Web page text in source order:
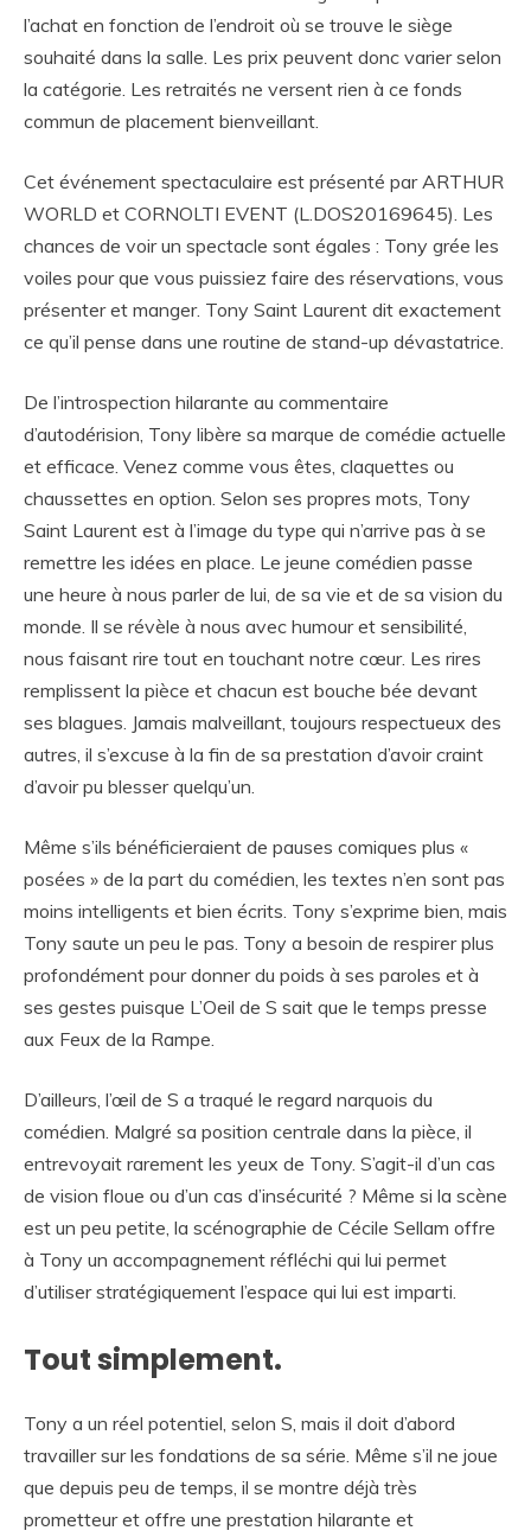
l’achat en fonction de l’endroit où se trouve le siège
souhaité dans la salle. Les prix peuvent donc varier selon
la catégorie. Les retraités ne versent rien à ce fonds
commun de placement bienveillant.
Cet événement spectaculaire est présenté par ARTHUR
WORLD et CORNOLTI EVENT (L.DOS20169645). Les
chances de voir un spectacle sont égales : Tony grée les
voiles pour que vous puissiez faire des réservations, vous
présenter et manger. Tony Saint Laurent dit exactement
ce qu’il pense dans une routine de stand-up dévastatrice.
De l’introspection hilarante au commentaire
d’autodérision, Tony libère sa marque de comédie actuelle
et efficace. Venez comme vous êtes, claquettes ou
chaussettes en option. Selon ses propres mots, Tony
Saint Laurent est à l’image du type qui n’arrive pas à se
remettre les idées en place. Le jeune comédien passe
une heure à nous parler de lui, de sa vie et de sa vision du
monde. Il se révèle à nous avec humour et sensibilité,
nous faisant rire tout en touchant notre cœur. Les rires
remplissent la pièce et chacun est bouche bée devant
ses blagues. Jamais malveillant, toujours respectueux des
autres, il s’excuse à la fin de sa prestation d’avoir craint
d’avoir pu blesser quelqu’un.
Même s’ils bénéficieraient de pauses comiques plus «
posées » de la part du comédien, les textes n’en sont pas
moins intelligents et bien écrits. Tony s’exprime bien, mais
Tony saute un peu le pas. Tony a besoin de respirer plus
profondément pour donner du poids à ses paroles et à
ses gestes puisque L’Oeil de S sait que le temps presse
aux Feux de la Rampe.
D’ailleurs, l’œil de S a traqué le regard narquois du
comédien. Malgré sa position centrale dans la pièce, il
entrevoyait rarement les yeux de Tony. S’agit-il d’un cas
de vision floue ou d’un cas d’insécurité ? Même si la scène
est un peu petite, la scénographie de Cécile Sellam offre
à Tony un accompagnement réfléchi qui lui permet
d’utiliser stratégiquement l’espace qui lui est imparti.
Tout simplement.
Tony a un réel potentiel, selon S, mais il doit d’abord
travailler sur les fondations de sa série. Même s’il ne joue
que depuis peu de temps, il se montre déjà très
prometteur et offre une prestation hilarante et